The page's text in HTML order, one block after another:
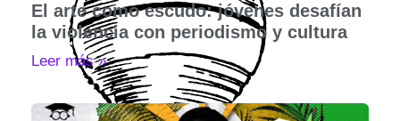
El arte como escudo: jóvenes desafían
la violencia con periodismo y cultura
Leer más »